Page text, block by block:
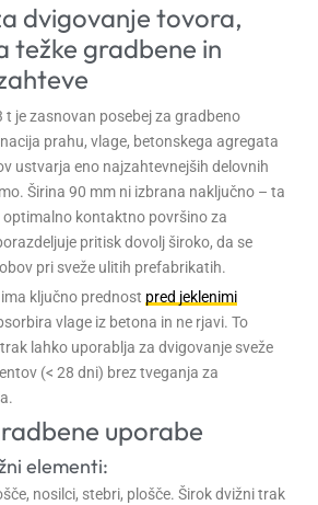
dvigovanje tovora,
težke gradbene in
t je zasnovan posebej za gradbeno
prahu, vlage, betonskega agregata
ustvarja eno najzahtevnejših delovnih
Širina 90 mm ni izbrana naključno – ta
kontaktno površino za
pritisk dovolj široko, da se
pri sveže ulitih prefabrikatih.
ključno prednost pred jeklenimi
vlage iz betona in ne rjavi. To
lahko uporablja za dvigovanje sveže
(< 28 dni) brez tveganja za
uporabe
elementi:
nosilci, stebri, plošče. Širok dvižni trak